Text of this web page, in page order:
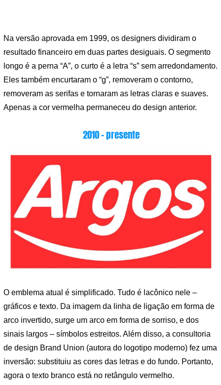
Na versão aprovada em 1999, os designers dividiram o
resultado financeiro em duas partes desiguais. O segmento
longo é a perna “A”, o curto é a letra “s” sem arredondamento.
Eles também encurtaram o “g”, removeram o contorno,
removeram as serifas e tornaram as letras claras e suaves.
Apenas a cor vermelha permaneceu do design anterior.
2010 – presente
O emblema atual é simplificado. Tudo é lacônico nele –
gráficos e texto. Da imagem da linha de ligação em forma de
arco invertido, surge um arco em forma de sorriso, e dos
sinais largos – símbolos estreitos. Além disso, a consultoria
de design Brand Union (autora do logotipo moderno) fez uma
inversão: substituiu as cores das letras e do fundo. Portanto,
agora o texto branco está no retângulo vermelho.